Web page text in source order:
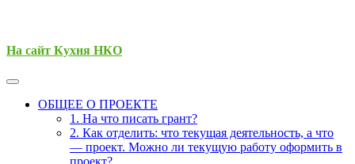
На сайт Кухня НКО
ОБЩЕЕ О ПРОЕКТЕ
1. На что писать грант?
2. Как отделить: что текущая деятельность, а что
— проект. Можно ли текущую работу оформить в
проект?